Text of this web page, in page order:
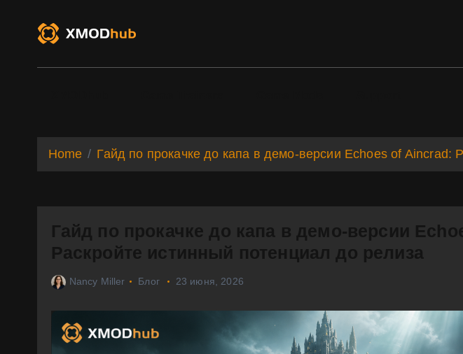
Home Гайд по прокачке до капа в демо-версии Echoes of Aincrad:
Гайд по прокачке до капа в демо-версии
Раскройте истинный потенциал до релиза
Nancy Miller Блог 23 июня, 2026